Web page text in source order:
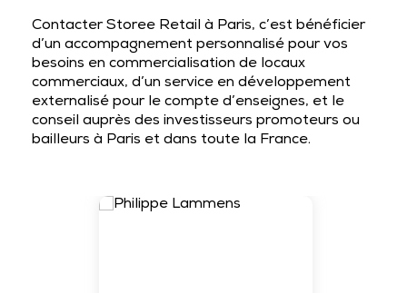
Contacter Storee Retail à Paris, c’est bénéficier
d’un accompagnement personnalisé pour vos
besoins en commercialisation de locaux
commerciaux, d’un service en développement
externalisé pour le compte d’enseignes, et le
conseil auprès des investisseurs promoteurs ou
bailleurs à Paris et dans toute la France.